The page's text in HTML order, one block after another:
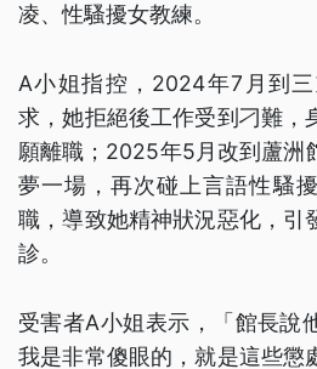
凌、性騷擾女教練。
A小姐指控，2024年7月到
求，她拒絕後工作受到刁難，
願離職；2025年5月改到蘆洲
夢一場，再次碰上言語性騷
職，導致她精神狀況惡化，引
診。
受害者A小姐表示，「館長說
我是非常傻眼的，就是這些懲